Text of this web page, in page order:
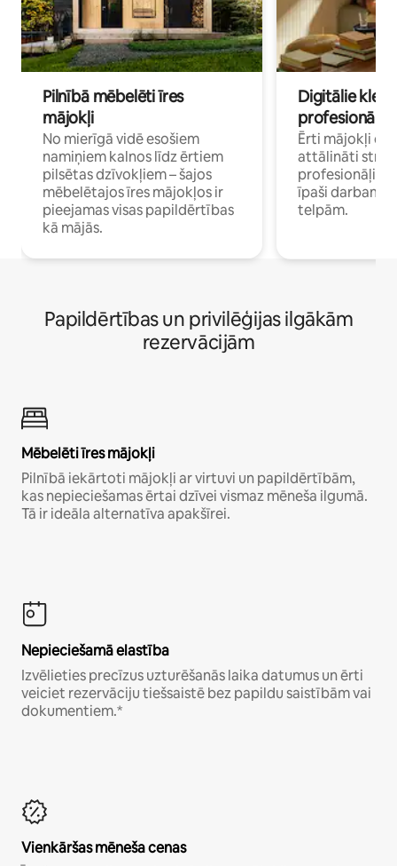
Pilnībā mēbelēti īres
mājokļi
No mierīgā vidē esošiem
namiņiem kalnos līdz ērtiem
pilsētas dzīvokļiem – šajos
mēbelētajos īres mājokļos ir
pieejamas visas papildērtības
kā mājās.
Digitālie
profesionāļi
Ērti mājokļi
attālināti
īpaši darbam
telpām.
Papildērtības un privilēģijas ilgākām
rezervācijām
Mēbelēti īres mājokļi
Pilnībā iekārtoti mājokļi ar virtuvi un papildērtībām,
kas nepieciešamas ērtai dzīvei vismaz mēneša ilgumā.
Tā ir ideāla alternatīva apakšīrei.
Nepieciešamā elastība
Izvēlieties precīzus uzturēšanās laika datumus un ērti
veiciet rezervāciju tiešsaistē bez papildu saistībām vai
dokumentiem.*
Vienkāršas mēneša cenas